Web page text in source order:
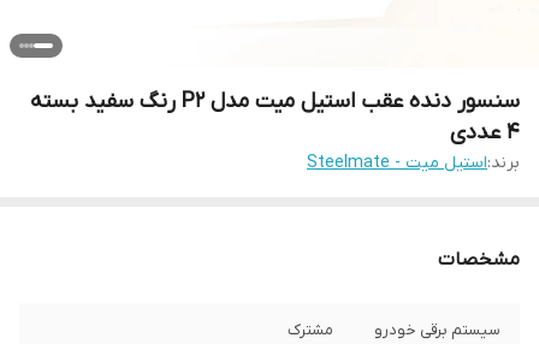
سنسور دنده عقب استیل میت مدل P2 رنگ سفید بسته
4 عددی
برند:استیل میت - Steelmate
مشخصات
سیستم برقی خودرو مشترک